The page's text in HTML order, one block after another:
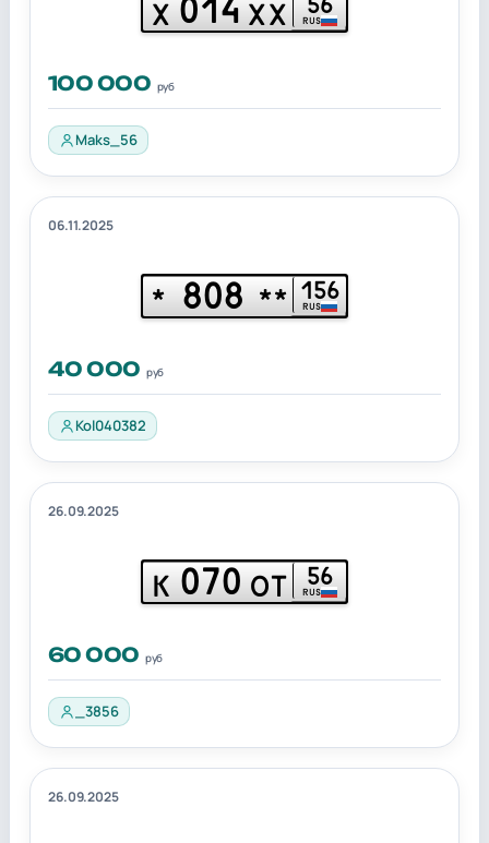
Х 014 ХХ RUS
100 000 руб
Maks_56
06.11.2025
* 808 ** 156
RUS
40 000 руб
Kol040382
26.09.2025
К 070 ОТ 56
RUS
60 000 руб
_3856
26.09.2025